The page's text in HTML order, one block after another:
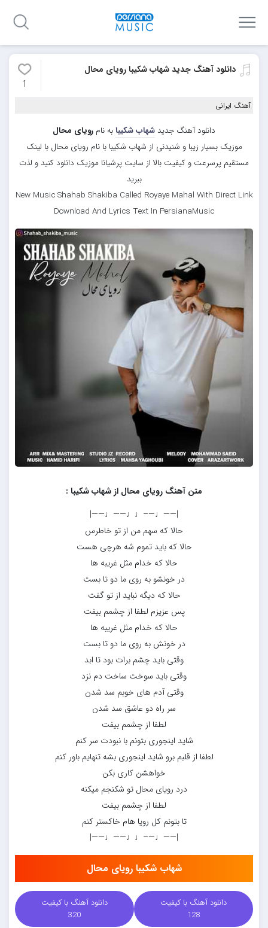
دانلود آهنگ جدید شهاب شکیبا رویای محال
1
آهنگ ایرانی
دانلود آهنگ جدید شهاب شکیبابه نام رویای محال
موزیک بسیار زیبا و شنیدنی از شهاب شکیبا با نام رویای محال با لینک
مستقیم پرسرعت و کیفیت بالا از سایت پرشیانا موزیک دانلود کنید و لذت
ببرید
New Music Shahab Shakiba Called Royaye Mahal With Direct Link
Download And Lyrics Text In PersianaMusic
متن آهنگ رویای محال از شهاب شکیبا :
|——♩—–♩♩——♩——|
حالا که سهم من از تو خاطرس
حالا که باید تموم شه هرچی هست
حالا که خدام مثل غریبه ها
در خونشو به روی ما دو تا بست
حالا که دیگه نباید از تو گفت
پس عزیزم لطفا از چشمم بیفت
حالا که خدام مثل غریبه ها
در خونش به روی ما دو تا بست
وقتی باید چشم برات بود تا ابد
وقتی باید سوخت ساخت دم نزد
وقتی آدم های خوبم سد شدن
سر راه دو عاشق سد شدن
لطفا از چشمم بیفت
شاید اینجوری بتونم با نبودت سر کنم
لطفا از قلبم برو شاید اینجوری بشه تنهایم باور کنم
خواهشن کاری بکن
درد رویای محال تو شکنجم میکنه
لطفا از چشمم بیفت
تا بتونم کل رویا هام خاکستر کنم
|——♩—–♩♩——♩——|
شهاب شکیبا رویای محال
دانلود آهنگ با کیفیت
128
دانلود آهنگ با کیفیت
320